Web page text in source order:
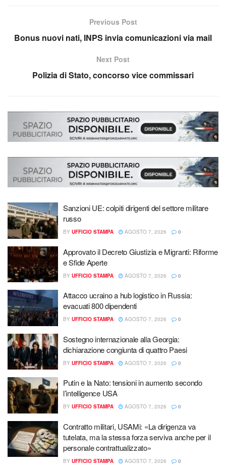
Previous Post
Bonus nuovi nati, INPS invia comunicazioni via mail
Next Post
Polizia di Stato, concorso vice commissari
Sanzioni UE: colpiti dirigenti del settore militare
russo
BY UFFICIO STAMPA AGOSTO 7, 2026 0
Approvato il Decreto Giustizia e Migranti: Riforme
e Sfide Aperte
BY UFFICIO STAMPA AGOSTO 7, 2026 0
Attacco ucraino a hub logistico in Russia:
evacuati 800 dipendenti
BY UFFICIO STAMPA AGOSTO 7, 2026 0
Sostegno internazionale alla Georgia:
dichiarazione congiunta di quattro Paesi
BY UFFICIO STAMPA AGOSTO 7, 2026 0
Putin e la Nato: tensioni in aumento secondo
l’intelligence USA
BY UFFICIO STAMPA AGOSTO 7, 2026 0
Contratto militari, USAMi: «La dirigenza va
tutelata, ma la stessa forza serviva anche per il
personale contrattualizzato»
BY UFFICIO STAMPA AGOSTO 7, 2026 0